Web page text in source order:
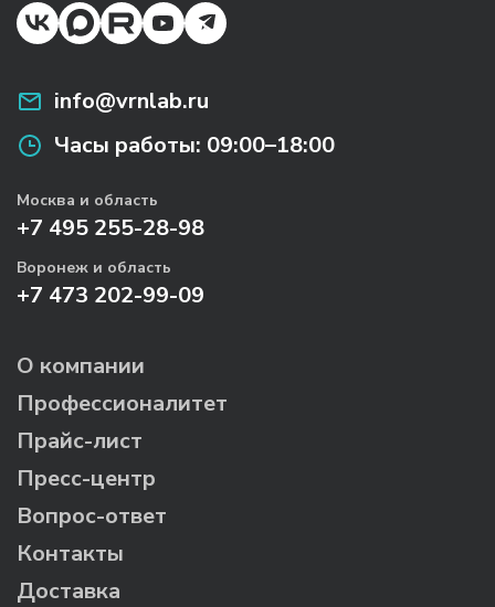
info@vrnlab.ru
Часы работы: 09:00–18:00
Москва и область
+7 495 255-28-98
Воронеж и область
+7 473 202-99-09
О компании
Профессионалитет
Прайс-лист
Пресс-центр
Вопрос-ответ
Контакты
Доставка